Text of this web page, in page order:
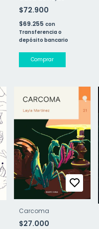
$72.900
$69.255 con
Transferencia o
depósito bancario
Carcoma
$27.000